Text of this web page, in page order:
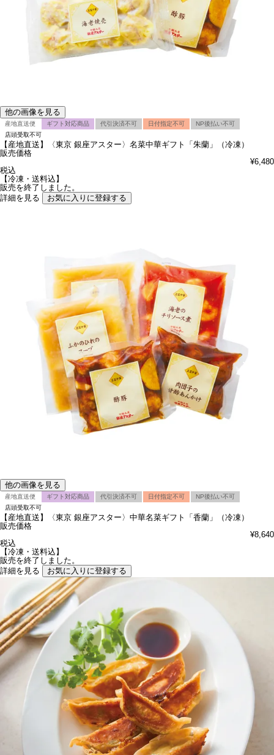
他の画像を見る
産地直送便 ギフト対応商品 代引決済不可 日付指定不可
NP後払い不可
店頭受取不可
【産地直送】〈東京 銀座アスター〉名菜中華ギフト「朱蘭」（冷凍）
販売価格
¥6,480
税込
【冷凍・送料込】
販売を終了しました。
詳細を見る
お気に入りに登録する
他の画像を見る
産地直送便 ギフト対応商品 代引決済不可 日付指定不可
NP後払い不可
店頭受取不可
【産地直送】〈東京 銀座アスター〉中華名菜ギフト「香蘭」（冷凍）
販売価格
¥8,640
税込
【冷凍・送料込】
販売を終了しました。
詳細を見る
お気に入りに登録する